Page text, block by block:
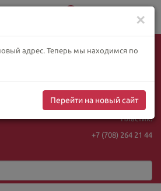
Меню
+ видеотрансляции:
Интернет-магазин:
+7 (708) 925 56
Пластик:
+7 (708) 264 21 44
✕
адрес. Теперь мы находимся по
Перейти на новый сайт